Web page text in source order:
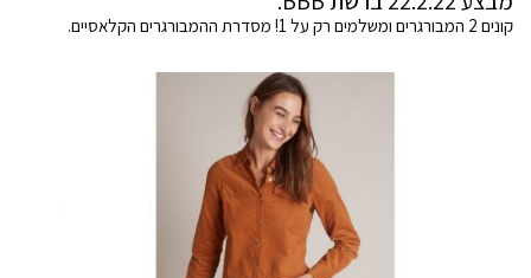
קונים 2 המבורגרים ומשלמים רק על 1! מסדרת ההמבורגרים הקלאסיים.